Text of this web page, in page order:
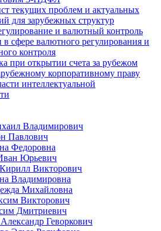
текущих проблем и актуальных
для зарубежных структур
и валютный контроль
в сфере валютного регулирования и
контроля
при открытии счета за рубежом
корпоративному праву
интеллектуальной
Владимирович
Павлович
Федоровна
Юрьевич
Викторович
Владимировна
Михайловна
Викторович
Дмитриевич
Геворкович